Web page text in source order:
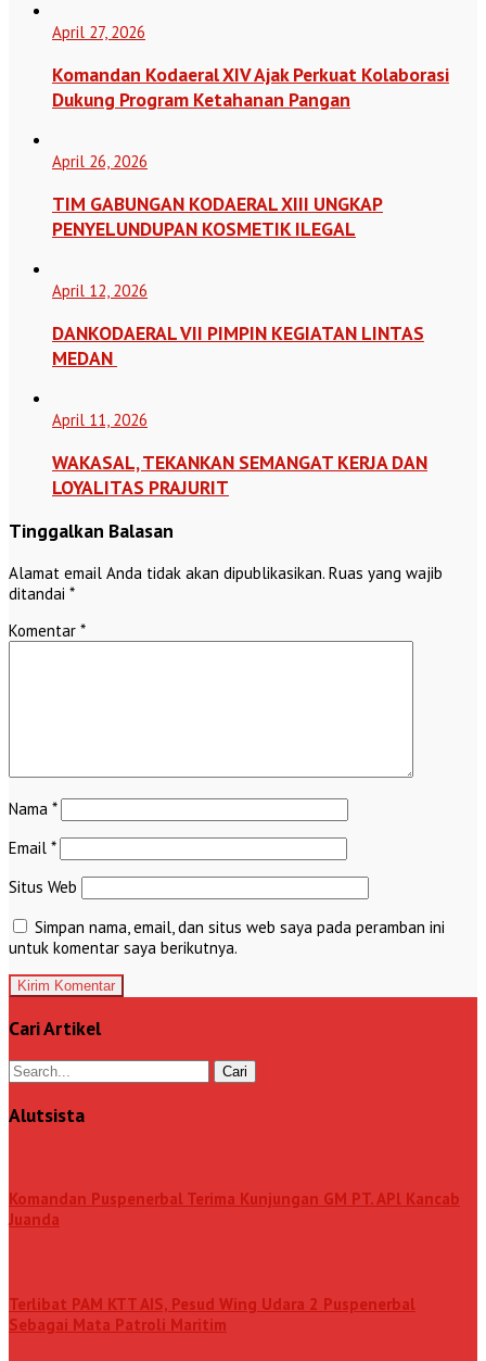
April 27, 2026
Komandan Kodaeral XIV Ajak Perkuat Kolaborasi
Dukung Program Ketahanan Pangan
April 26, 2026
TIM GABUNGAN KODAERAL XIII UNGKAP
PENYELUNDUPAN KOSMETIK ILEGAL
April 12, 2026
DANKODAERAL VII PIMPIN KEGIATAN LINTAS
MEDAN
April 11, 2026
WAKASAL, TEKANKAN SEMANGAT KERJA DAN
LOYALITAS PRAJURIT
Tinggalkan Balasan
Alamat email Anda tidak akan dipublikasikan. Ruas yang wajib
ditandai *
Komentar *
Nama *
Email *
Situs Web
Simpan nama, email, dan situs web saya pada peramban ini
untuk komentar saya berikutnya.
Cari Artikel
Alutsista
Komandan Puspenerbal Terima Kunjungan GM PT. APl Kancab
Juanda
Terlibat PAM KTT AIS, Pesud Wing Udara 2 Puspenerbal
Sebagai Mata Patroli Maritim